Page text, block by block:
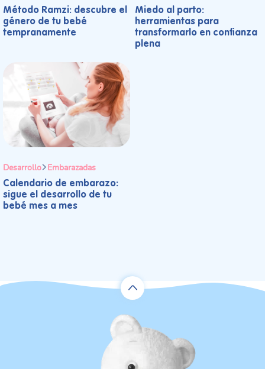
Método Ramzi: descubre el
género de tu bebé
tempranamente
Miedo al parto:
herramientas para
transformarlo en confianza
plena
Desarrollo Embarazadas
Calendario de embarazo:
sigue el desarrollo de tu
bebé mes a mes